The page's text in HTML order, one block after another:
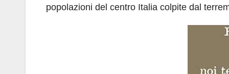
popolazioni del centro Italia colpite dal